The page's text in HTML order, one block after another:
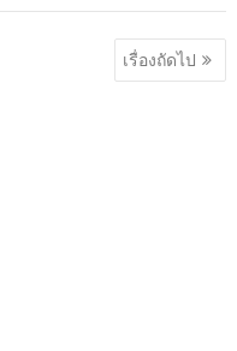
เรื่องถัดไป